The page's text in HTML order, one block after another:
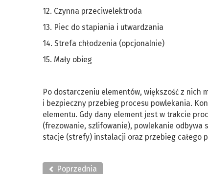
12. Czynna przeciwelektroda
13. Piec do stapiania i utwardzania
14. Strefa chłodzenia (opcjonalnie)
15. Mały obieg
Po dostarczeniu elementów, większość z nich
i bezpieczny przebieg procesu powlekania.
elementu. Gdy dany element jest w trakcie
(frezowanie, szlifowanie), powlekanie odbywa
stacje (strefy) instalacji oraz przebieg całego
Poprzednia